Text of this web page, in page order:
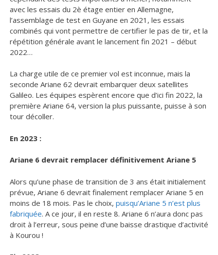
avec les essais du 2è étage entier en Allemagne,
l’assemblage de test en Guyane en 2021, les essais
combinés qui vont permettre de certifier le pas de tir, et la
répétition générale avant le lancement fin 2021 – début
2022…
La charge utile de ce premier vol est inconnue, mais la
seconde Ariane 62 devrait embarquer deux satellites
Galileo. Les équipes espèrent encore que d’ici fin 2022, la
première Ariane 64, version la plus puissante, puisse à son
tour décoller.
En 2023 :
Ariane 6 devrait remplacer définitivement Ariane 5
Alors qu’une phase de transition de 3 ans était initialement
prévue, Ariane 6 devrait finalement remplacer Ariane 5 en
moins de 18 mois. Pas le choix, puisqu’Ariane 5 n’est plus
fabriquée. A ce jour, il en reste 8. Ariane 6 n’aura donc pas
droit à l’erreur, sous peine d’une baisse drastique d’activité
à Kourou !